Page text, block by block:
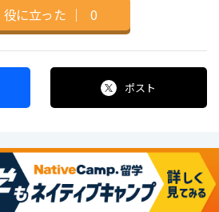
役に立った ｜ 0
ポスト